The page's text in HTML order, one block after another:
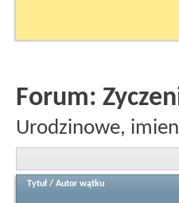
Forum:
Urodzinowe,
Tytuł / Autor wątku